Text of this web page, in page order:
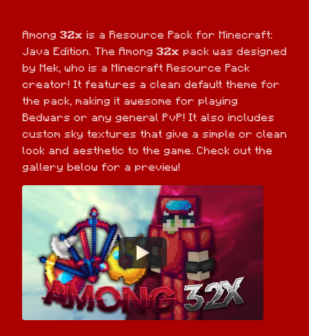
Among 32x is a Resource Pack for Minecraft:
Java Edition. The Among 32x pack was designed
by Mek, who is a Minecraft Resource Pack
creator! It features a clean default theme for
the pack, making it awesome for playing
Bedwars or any general PvP! It also includes
custom sky textures that give a simple or clean
look and aesthetic to the game. Check out the
gallery below for a preview!